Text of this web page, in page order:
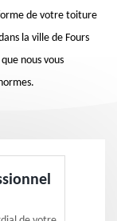
de votre toiture
la ville de Fours
nous vous